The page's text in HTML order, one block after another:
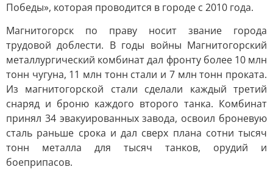
Победы», которая проводится в городе с 2010 года.
Магнитогорск по праву носит звание города
трудовой доблести. В годы войны Магнитогорский
металлургический комбинат дал фронту более 10 млн
тонн чугуна, 11 млн тонн стали и 7 млн тонн проката.
Из магнитогорской стали сделали каждый третий
снаряд и броню каждого второго танка. Комбинат
принял 34 эвакуированных завода, освоил броневую
сталь раньше срока и дал сверх плана сотни тысяч
тонн металла для тысяч танков, орудий и
боеприпасов.